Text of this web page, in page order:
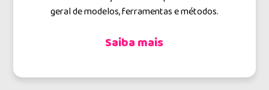
geral de modelos, ferramentas e métodos.
Saiba mais